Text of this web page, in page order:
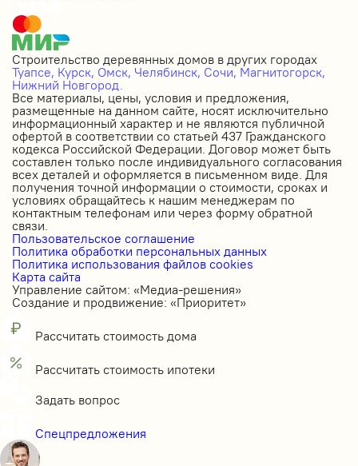
Строительство деревянных домов в других городах
Туапсе, Курск, Омск, Челябинск, Сочи, Магнитогорск,
Нижний Новгород.
Все материалы, цены, условия и предложения,
размещенные на данном сайте, носят исключительно
информационный характер и не являются публичной
офертой в соответствии со статьей 437 Гражданского
кодекса Российской Федерации. Договор может быть
составлен только после индивидуального согласования
всех деталей и оформляется в письменном виде. Для
получения точной информации о стоимости, сроках и
условиях обращайтесь к нашим менеджерам по
контактным телефонам или через форму обратной
связи.
Пользовательское соглашение
Политика обработки персональных данных
Политика использования файлов cookies
Карта сайта
Управление сайтом: «Медиа-решения»
Создание и продвижение: «Приоритет»
Рассчитать стоимость дома
Рассчитать стоимость ипотеки
Задать вопрос
Спецпредложения